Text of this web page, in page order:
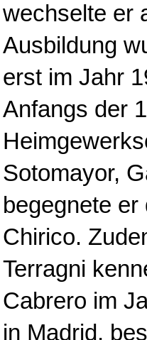
wechselte er
Ausbildung
erst im Jahr
Anfangs der
Sotomayor,
begegnete
Chirico.
Terragni
Cabrero im
in Madrid,